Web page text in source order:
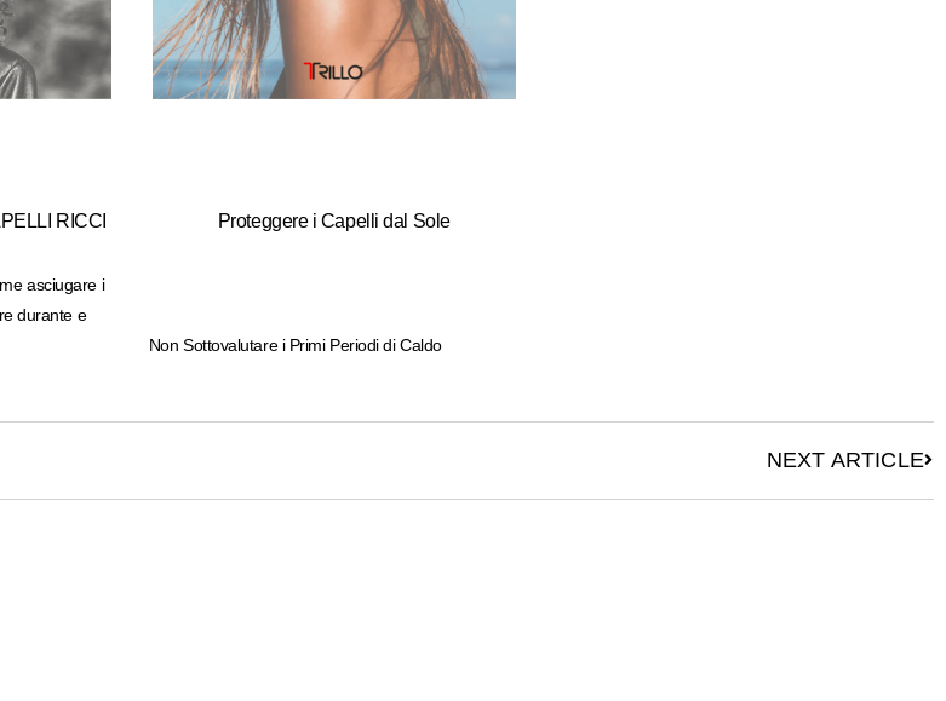
RICCI
asciugare i
durante e
Proteggere i Capelli dal Sole
Non Sottovalutare i Primi Periodi di Caldo​
NEXT ARTICLE